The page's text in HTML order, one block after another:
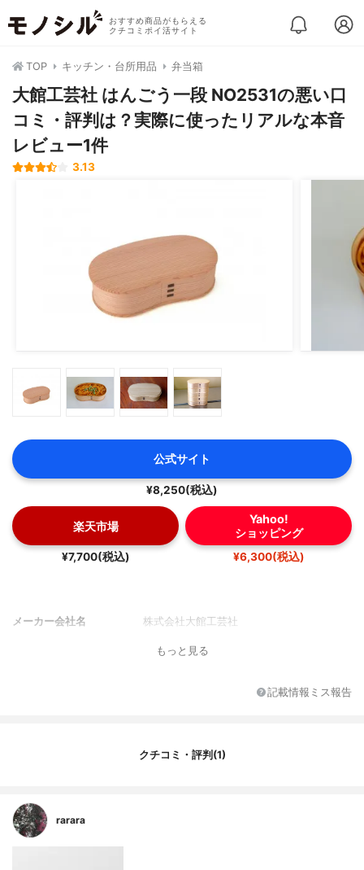
おすすめ商品がもらえる
クチコミポイ活サイト
TOP キッチン・台所用品 弁当箱
大館工芸社 はんごう一段 NO2531の悪い口
コミ・評判は？実際に使ったリアルな本音
レビュー1件
3.13
公式サイト
¥8,250(税込)
楽天市場
¥7,700(税込)
Yahoo!
ショッピング
¥6,300(税込)
メーカー会社名 株式会社大館工芸社
もっと見る
記載情報ミス報告
クチコミ・評判(1)
rarara